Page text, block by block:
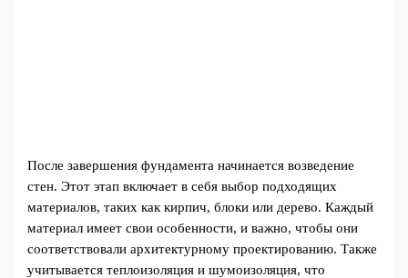
После завершения фундамента начинается возведение
стен. Этот этап включает в себя выбор подходящих
материалов, таких как кирпич, блоки или дерево. Каждый
материал имеет свои особенности, и важно, чтобы они
соответствовали архитектурному проектированию. Также
учитывается теплоизоляция и шумоизоляция, что